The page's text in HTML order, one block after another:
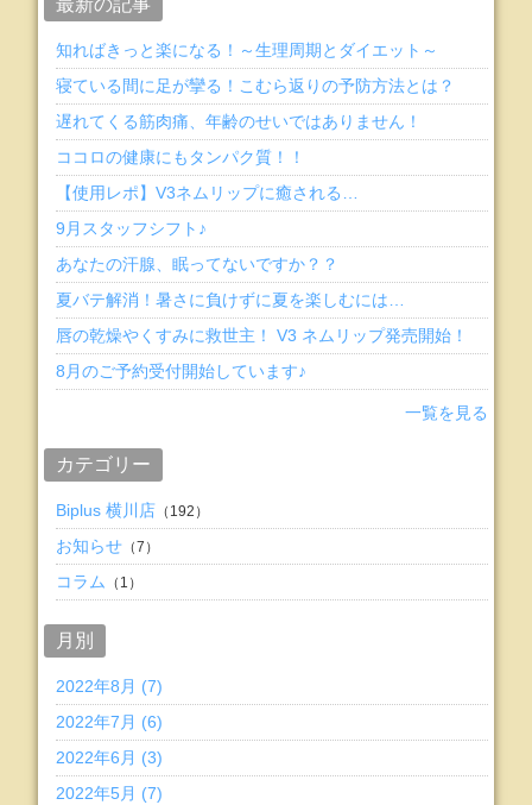
最新の記事
知ればきっと楽になる！～生理周期とダイエット～
寝ている間に足が攣る！こむら返りの予防方法とは？
遅れてくる筋肉痛、年齢のせいではありません！
ココロの健康にもタンパク質！！
【使用レポ】V3ネムリップに癒される…
9月スタッフシフト♪
あなたの汗腺、眠ってないですか？？
夏バテ解消！暑さに負けずに夏を楽しむには…
唇の乾燥やくすみに救世主！ V3 ネムリップ発売開始！
8月のご予約受付開始しています♪
一覧を見る
カテゴリー
Biplus 横川店 （192）
お知らせ （7）
コラム （1）
月別
2022年8月 (7)
2022年7月 (6)
2022年6月 (3)
2022年5月 (7)